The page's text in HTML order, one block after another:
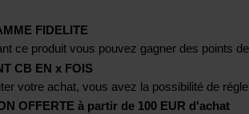
FIDELITE
ce produit vous pouvez gagner des points
CB EN x FOIS
votre achat, vous avez la possibilité de
OFFERTE à partir de 100 EUR d'achat